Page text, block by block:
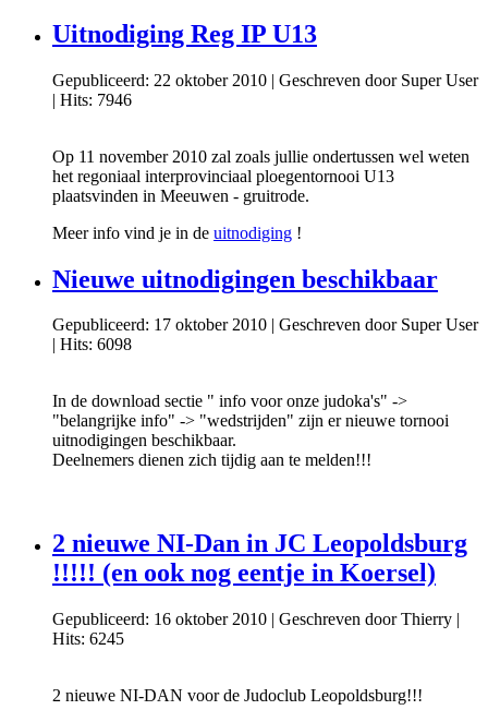
Uitnodiging Reg IP U13
Gepubliceerd: 22 oktober 2010 | Geschreven door Super User
| Hits: 7946
Op 11 november 2010 zal zoals jullie ondertussen wel weten
het regoniaal interprovinciaal ploegentornooi U13
plaatsvinden in Meeuwen - gruitrode.
Meer info vind je in de uitnodiging !
Nieuwe uitnodigingen beschikbaar
Gepubliceerd: 17 oktober 2010 | Geschreven door Super User
| Hits: 6098
In de download sectie " info voor onze judoka's" ->
"belangrijke info" -> "wedstrijden" zijn er nieuwe tornooi
uitnodigingen beschikbaar.
Deelnemers dienen zich tijdig aan te melden!!!
2 nieuwe NI-Dan in JC Leopoldsburg
!!!!! (en ook nog eentje in Koersel)
Gepubliceerd: 16 oktober 2010 | Geschreven door Thierry |
Hits: 6245
2 nieuwe NI-DAN voor de Judoclub Leopoldsburg!!!